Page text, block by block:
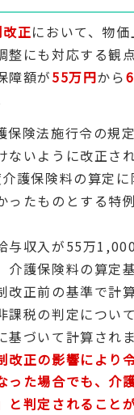
正において、物
整にも対応する観
障額が55万円から
保険法施行令の規
ないように改正さ
護保険料の算定
ったものとする特
与収入が55万
介護保険料の算定
改正前の基準で計
課税の判定につい
づいて計算されま
改正の影響により
った場合でも、介
と判定されること